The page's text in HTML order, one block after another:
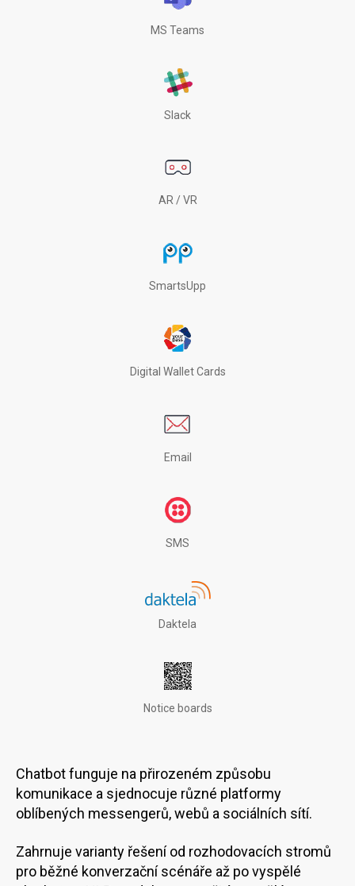
MS Teams
Slack
AR / VR
SmartsUpp
Digital Wallet Cards
Email
SMS
Daktela
Notice boards
Chatbot funguje na přirozeném způsobu
komunikace a sjednocuje různé platformy
oblíbených messengerů, webů a sociálních sítí.
Zahrnuje varianty řešení od rozhodovacích stromů
pro běžné konverzační scénáře až po vyspělé